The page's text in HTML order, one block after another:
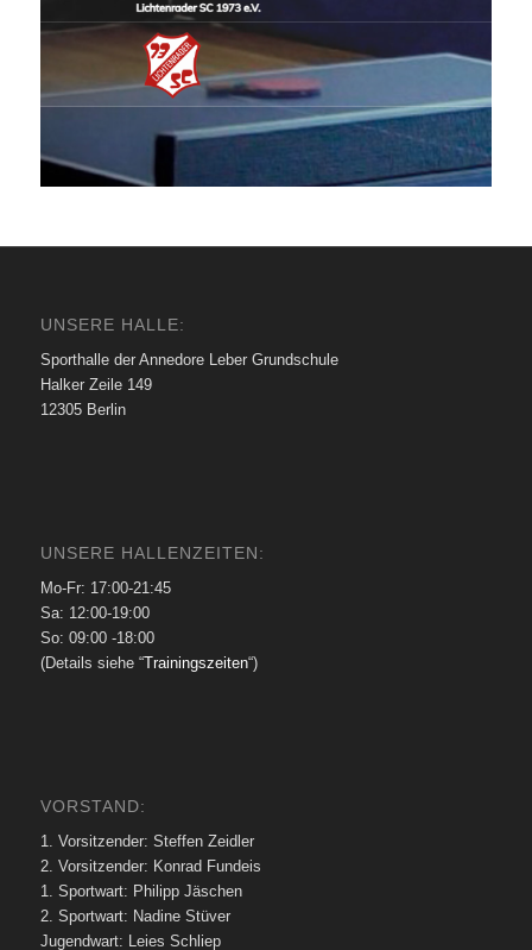
UNSERE HALLE:
Sporthalle der Annedore Leber Grundschule
Halker Zeile 149
12305 Berlin
UNSERE HALLENZEITEN:
Mo-Fr: 17:00-21:45
Sa: 12:00-19:00
So: 09:00 -18:00
(Details siehe “Trainingszeiten“)
VORSTAND:
1. Vorsitzender: Steffen Zeidler
2. Vorsitzender: Konrad Fundeis
1. Sportwart: Philipp Jäschen
2. Sportwart: Nadine Stüver
Jugendwart: Leies Schliep